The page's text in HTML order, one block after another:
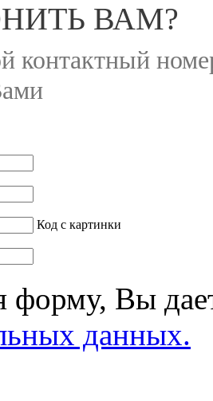
ВАМ?
контактный
Код с картинки
форму, Вы
данных.